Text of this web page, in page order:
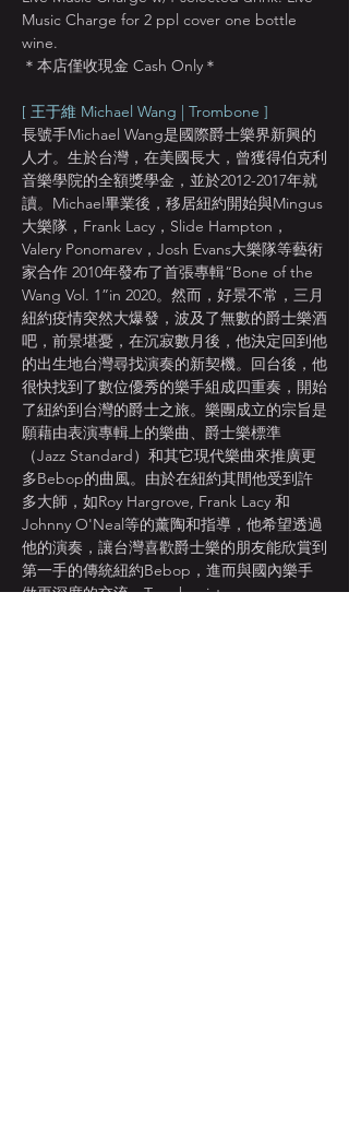
Music Charge for 2 ppl cover one bottle
wine.
＊本店僅收現金 Cash Only＊
[ 王于維 Michael Wang | Trombone ]
長號手Michael Wang是國際爵士樂界新興的
人才。生於台灣，在美國長大，曾獲得伯克利
音樂學院的全額獎學金，並於2012-2017年就
讀。Michael畢業後，移居紐約開始與Mingus
大樂隊，Frank Lacy，Slide Hampton，
Valery Ponomarev，Josh Evans大樂隊等藝術
家合作 2010年發布了首張專輯“Bone of the
Wang Vol. 1”in 2020。然而，好景不常，三月
紐約疫情突然大爆發，波及了無數的爵士樂酒
吧，前景堪憂，在沉寂數月後，他決定回到他
的出生地台灣尋找演奏的新契機。回台後，他
很快找到了數位優秀的樂手組成四重奏，開始
了紐約到台灣的爵士之旅。樂團成立的宗旨是
願藉由表演專輯上的樂曲、爵士樂標準
（Jazz Standard）和其它現代樂曲來推廣更
多Bebop的曲風。由於在紐約其間他受到許
多大師，如Roy Hargrove, Frank Lacy 和
Johnny O'Neal等的薰陶和指導，他希望透過
他的演奏，讓台灣喜歡爵士樂的朋友能欣賞到
第一手的傳統紐約Bebop，進而與國內樂手
做更深度的交流。Trombonist, composer,